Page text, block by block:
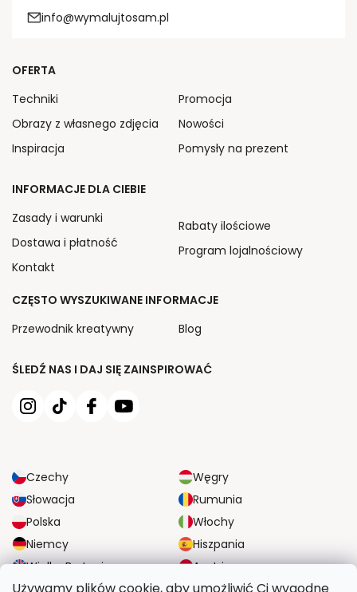
info@wymalujtosam.pl
ŚLEDŹ NAS I DAJ SIĘ ZAINSPIROWAĆ
Czechy
Węgry
Słowacja
Rumunia
Polska
Włochy
Niemcy
Hiszpania
Wielka Brytania
Austria
OFERTA
Techniki
Obrazy z własnego zdjęcia
Inspiracja
Promocja
Nowości
Pomysły na prezent
INFORMACJE DLA CIEBIE
Zasady i warunki
Dostawa i płatność
Kontakt
Rabaty ilościowe
Program lojalnościowy
CZĘSTO WYSZUKIWANE INFORMACJE
Przewodnik kreatywny
Blog